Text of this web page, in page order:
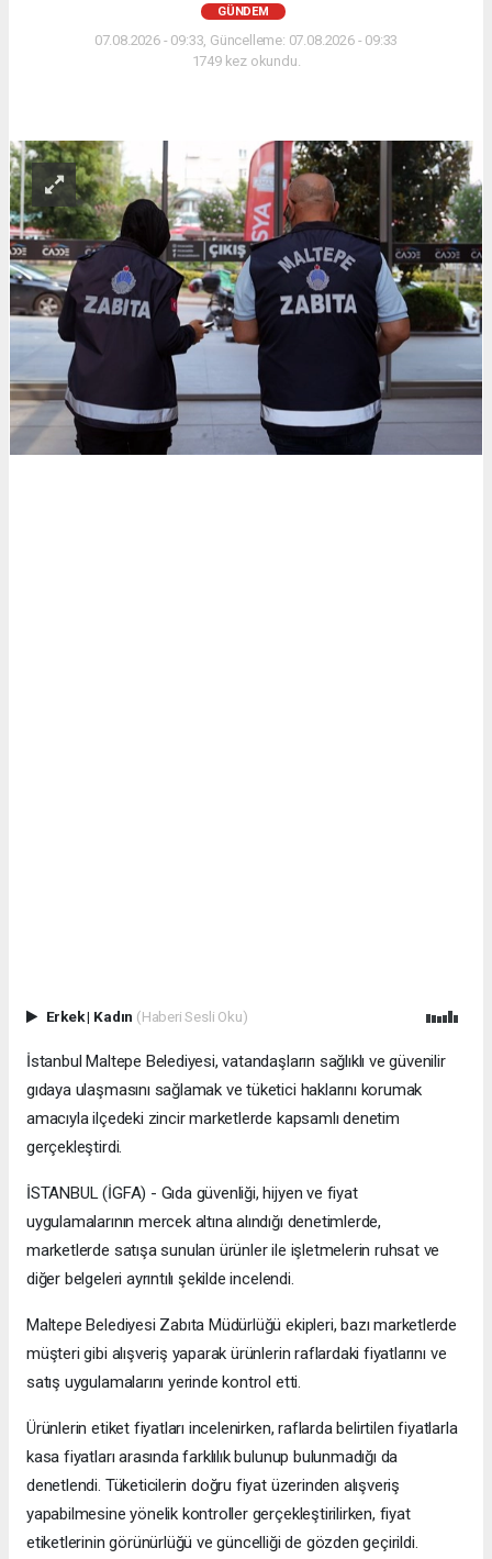
GÜNDEM
07.08.2026 - 09:33, Güncelleme: 07.08.2026 - 09:33
1749 kez okundu.
Erkek| Kadın (Haberi Sesli Oku)
İstanbul Maltepe Belediyesi, vatandaşların sağlıklı ve güvenilir
gıdaya ulaşmasını sağlamak ve tüketici haklarını korumak
amacıyla ilçedeki zincir marketlerde kapsamlı denetim
gerçekleştirdi.
İSTANBUL (İGFA) - Gıda güvenliği, hijyen ve fiyat
uygulamalarının mercek altına alındığı denetimlerde,
marketlerde satışa sunulan ürünler ile işletmelerin ruhsat ve
diğer belgeleri ayrıntılı şekilde incelendi.
Maltepe Belediyesi Zabıta Müdürlüğü ekipleri, bazı marketlerde
müşteri gibi alışveriş yaparak ürünlerin raflardaki fiyatlarını ve
satış uygulamalarını yerinde kontrol etti.
Ürünlerin etiket fiyatları incelenirken, raflarda belirtilen fiyatlarla
kasa fiyatları arasında farklılık bulunup bulunmadığı da
denetlendi. Tüketicilerin doğru fiyat üzerinden alışveriş
yapabilmesine yönelik kontroller gerçekleştirilirken, fiyat
etiketlerinin görünürlüğü ve güncelliği de gözden geçirildi.